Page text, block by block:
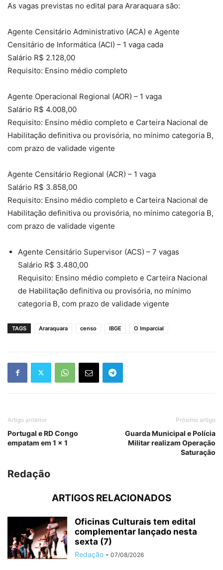
As vagas previstas no edital para Araraquara são:
Agente Censitário Administrativo (ACA) e Agente
Censitário de Informática (ACI) – 1 vaga cada
Salário R$ 2.128,00
Requisito: Ensino médio completo
Agente Operacional Regional (AOR) – 1 vaga
Salário R$ 4.008,00
Requisito: Ensino médio completo e Carteira Nacional de
Habilitação definitiva ou provisória, no mínimo categoria B,
com prazo de validade vigente
Agente Censitário Regional (ACR) – 1 vaga
Salário R$ 3.858,00
Requisito: Ensino médio completo e Carteira Nacional de
Habilitação definitiva ou provisória, no mínimo categoria B,
com prazo de validade vigente
Agente Censitário Supervisor (ACS) – 7 vagas
Salário R$ 3.480,00
Requisito: Ensino médio completo e Carteira Nacional
de Habilitação definitiva ou provisória, no mínimo
categoria B, com prazo de validade vigente
TAGS Araraquara censo IBGE O Imparcial
Artigo anterior
Portugal e RD Congo
empatam em 1 x 1
Próximo artigo
Guarda Municipal e Polícia
Militar realizam Operação
Saturação‎
Redação
ARTIGOS RELACIONADOS
Oficinas Culturais tem edital
complementar lançado nesta
sexta (7)
Redação - 07/08/2026